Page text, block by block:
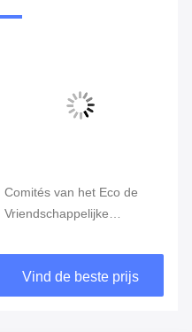
Comités van het Eco de
Vriendschappelijke
Geïsoleerde Glas/Douane
Aangemaakt Glas
Vind de beste prijs